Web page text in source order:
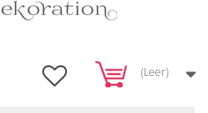
(Leer)